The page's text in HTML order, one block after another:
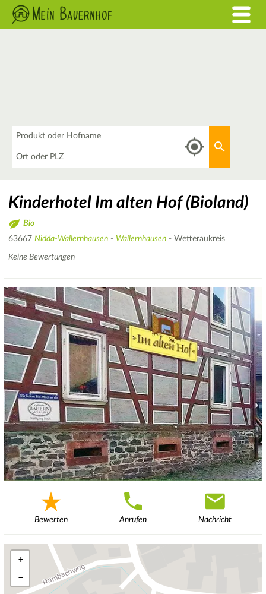
Kinderhotel Im alten Hof (Bioland)
Bio
63667 Nidda-Wallernhausen - Wallernhausen - Wetteraukreis
Keine Bewertungen
Bewerten Anrufen Nachricht
+
−